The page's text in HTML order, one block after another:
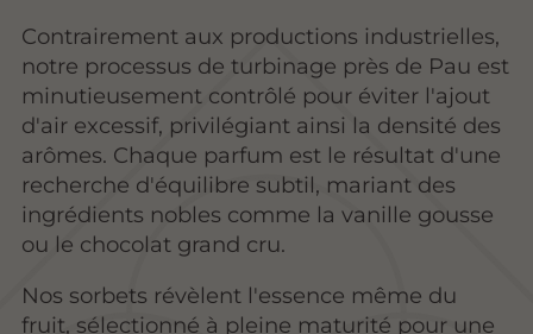
Contrairement aux productions industrielles,
notre processus de turbinage près de Pau est
minutieusement contrôlé pour éviter l'ajout
d'air excessif, privilégiant ainsi la densité des
arômes. Chaque parfum est le résultat d'une
recherche d'équilibre subtil, mariant des
ingrédients nobles comme la vanille gousse
ou le chocolat grand cru.
Nos sorbets révèlent l'essence même du
fruit, sélectionné à pleine maturité pour une